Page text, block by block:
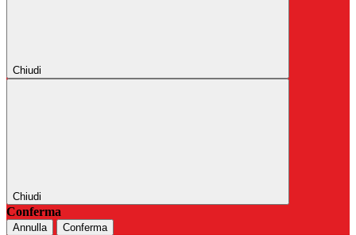
Chiudi
Chiudi
Conferma
Annulla Conferma